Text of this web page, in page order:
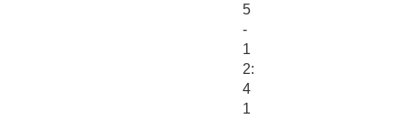
5
-
1
2:
4
1